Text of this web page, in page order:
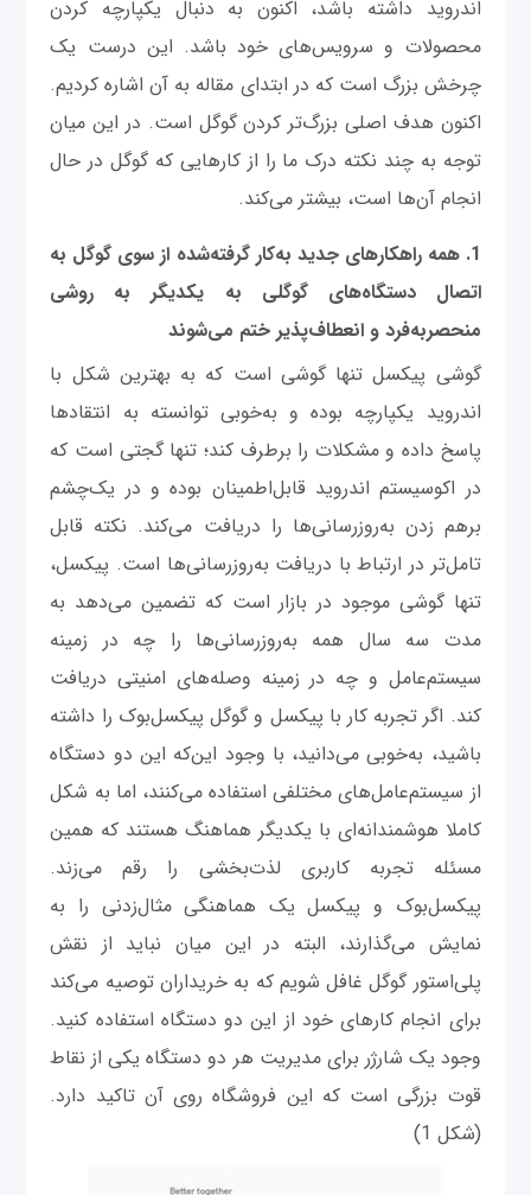
اندروید داشته باشد، اکنون به دنبال یکپارچه کردن
محصولات و سرویس‌های خود باشد. این درست یک
چرخش بزرگ است که در ابتدای مقاله به آن اشاره کردیم.
اکنون هدف اصلی بزرگ‌تر کردن گوگل است. در این میان
توجه به چند نکته درک ما را از کارهایی که گوگل در حال
انجام آن‌ها است، بیشتر می‌کند.
1. همه راهکارهای جدید به‌کار گرفته‌شده از سوی گوگل به
اتصال دستگاه‌های گوگلی به یکدیگر به روشی
منحصربه‌فرد و انعطاف‌پذیر ختم می‌شوند
گوشی پیکسل تنها گوشی است که به بهترین شکل با
اندروید یکپارچه بوده و به‌خوبی توانسته به انتقادها
پاسخ داده و مشکلات را برطرف کند؛ تنها گجتی است که
در اکوسیستم اندروید قابل‌اطمینان بوده و در یک‌چشم
برهم زدن به‌روزرسانی‌ها را دریافت می‌کند. نکته قابل
تامل‌تر در ارتباط با دریافت به‌روزرسانی‌ها است. پیکسل،
تنها گوشی موجود در بازار است که تضمین می‌دهد به
مدت سه سال همه به‌روزرسانی‌ها را چه در زمینه
سیستم‌عامل و چه در زمینه وصله‌های امنیتی دریافت
کند. اگر تجربه کار با پیکسل و گوگل پیکسل‌بوک را داشته
باشید، به‌خوبی می‌دانید، با وجود این‌که این دو دستگاه
از سیستم‌عامل‌های مختلفی استفاده می‌کنند، اما به شکل
کاملا هوشمندانه‌ای با یکدیگر هماهنگ هستند که همین
مسئله تجربه کاربری لذت‌بخشی را رقم می‌زند.
پیکسل‌بوک و پیکسل یک هماهنگی مثال‌زدنی را به
نمایش می‌گذارند، البته در این میان نباید از نقش
پلی‌‌استور گوگل غافل شویم که به خریداران توصیه می‌کند
برای انجام کارهای خود از این دو دستگاه استفاده کنید.
وجود یک شارژر برای مدیریت هر دو دستگاه یکی از نقاط
قوت بزرگی است که این فروشگاه روی آن تاکید دارد.
(شکل 1)